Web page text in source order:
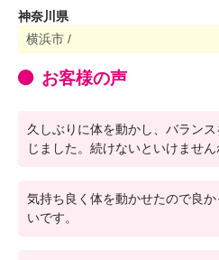
神奈川県
横浜市 /
お客様の声
久しぶりに体を動かし、バラン
じました。続けないといけません
気持ち良く体を動かせたので良
いです。